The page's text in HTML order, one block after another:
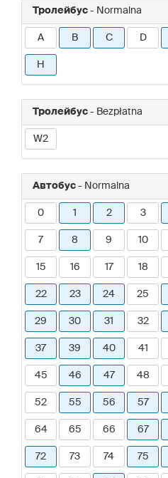
Тролейбус - Normalna
A B C D
H
Тролейбус - Bezpłatna
W2
Автобус - Normalna
0 1 2 3
7 8 9 10
15 16 17 18
22 23 24 25
29 30 31 32
37 39 40 41
45 46 47 48
52 55 56 57
64 65 66 67
72 73 74 75